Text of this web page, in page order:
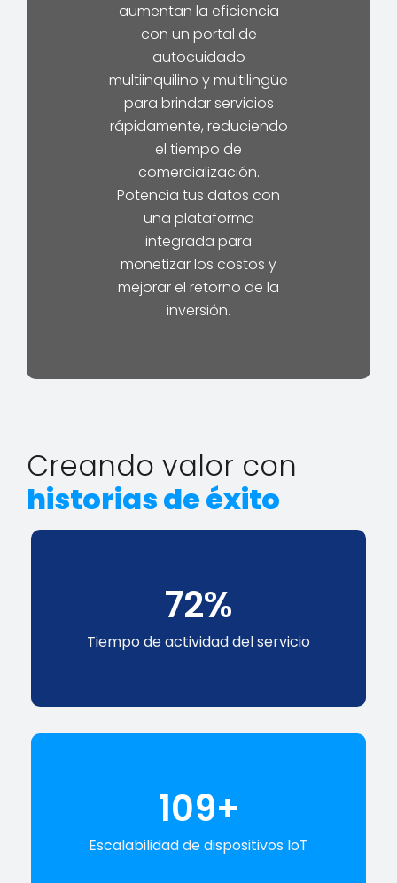
aumentan la eficiencia
con un portal de
autocuidado
multiinquilino y multilingüe
para brindar servicios
rápidamente, reduciendo
el tiempo de
comercialización.
Potencia tus datos con
una plataforma
integrada para
monetizar los costos y
mejorar el retorno de la
inversión.
Creando valor con
historias de éxito
83%
Tiempo de actividad del servicio
125+
Escalabilidad de dispositivos IoT